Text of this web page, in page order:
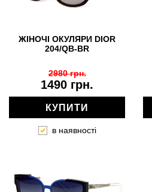
ЖІНОЧІ ОКУЛЯРИ DIOR
204/QB-BR
1490 грн.
2980 грн.
КУПИТИ
в наявності